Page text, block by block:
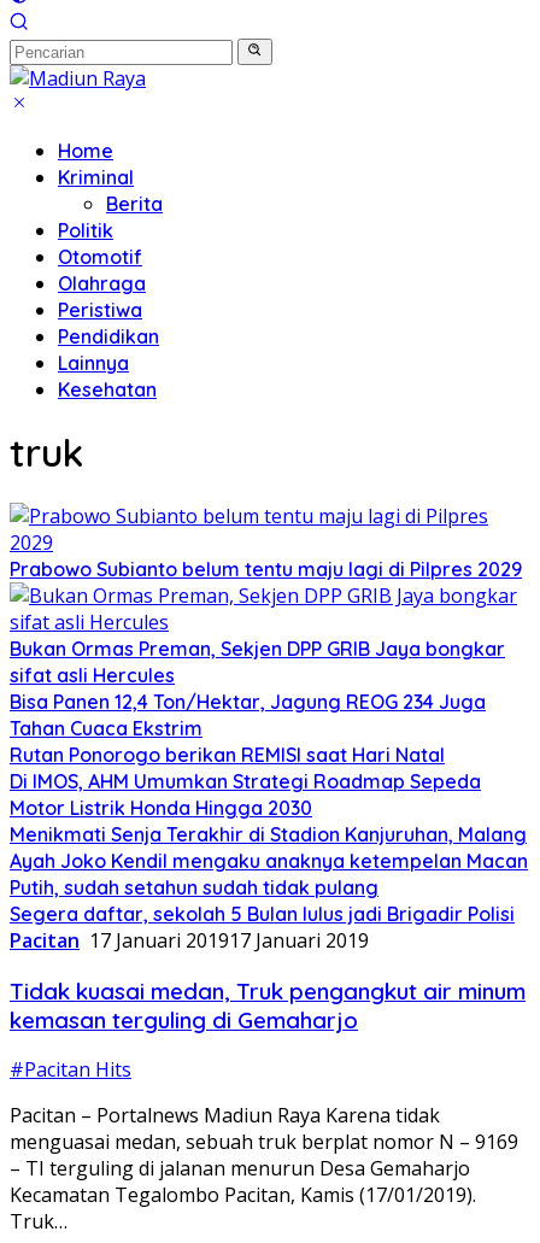
Home
Kriminal
Berita
Politik
Otomotif
Olahraga
Peristiwa
Pendidikan
Lainnya
Kesehatan
truk
Prabowo Subianto belum tentu maju lagi di Pilpres 2029
Bukan Ormas Preman, Sekjen DPP GRIB Jaya bongkar
sifat asli Hercules
Bisa Panen 12,4 Ton/Hektar, Jagung REOG 234 Juga
Tahan Cuaca Ekstrim
Rutan Ponorogo berikan REMISI saat Hari Natal
Di IMOS, AHM Umumkan Strategi Roadmap Sepeda
Motor Listrik Honda Hingga 2030
Menikmati Senja Terakhir di Stadion Kanjuruhan, Malang
Ayah Joko Kendil mengaku anaknya ketempelan Macan
Putih, sudah setahun sudah tidak pulang
Segera daftar, sekolah 5 Bulan lulus jadi Brigadir Polisi
Pacitan 17 Januari 201917 Januari 2019
Tidak kuasai medan, Truk pengangkut air minum
kemasan terguling di Gemaharjo
#Pacitan Hits
Pacitan – Portalnews Madiun Raya Karena tidak
menguasai medan, sebuah truk berplat nomor N – 9169
– TI terguling di jalanan menurun Desa Gemaharjo
Kecamatan Tegalombo Pacitan, Kamis (17/01/2019).
Truk…